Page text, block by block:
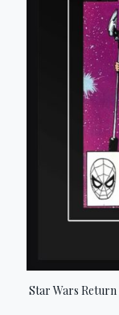
Star Wars Return